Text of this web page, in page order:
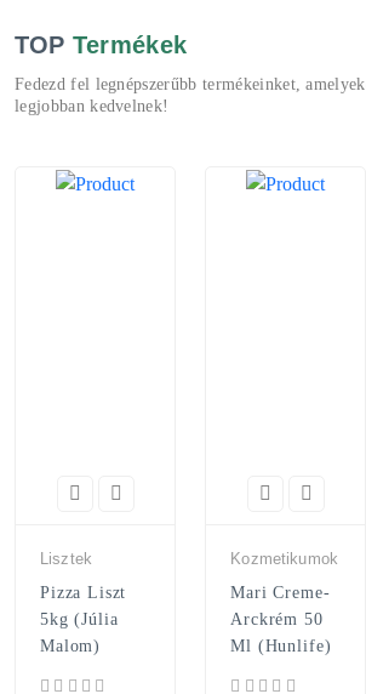
TOP Termékek
Fedezd fel legnépszerűbb termékeinket,
legjobban kedvelnek!
Lisztek
Pizza Liszt
5kg (Júlia
Malom)
Kozmetikumok
Mari Creme-
Arckrém 50
Ml (Hunlife)